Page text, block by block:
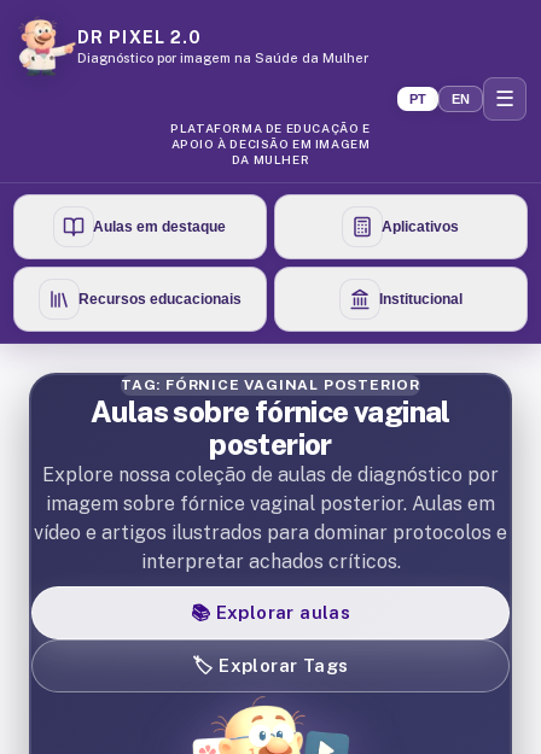
DR PIXEL 2.0
Diagnóstico por imagem na Saúde da Mulher
PLATAFORMA DE EDUCAÇÃO E
APOIO À DECISÃO EM IMAGEM
DA MULHER
PT EN ☰
Aulas em destaque Aplicativos
Recursos educacionais Institucional
TAG: FÓRNICE VAGINAL POSTERIOR
Aulas sobre fórnice vaginal
posterior
Explore nossa coleção de aulas de diagnóstico por
imagem sobre fórnice vaginal posterior. Aulas em
vídeo e artigos ilustrados para dominar protocolos e
interpretar achados críticos.
📚 Explorar aulas
🏷️ Explorar Tags